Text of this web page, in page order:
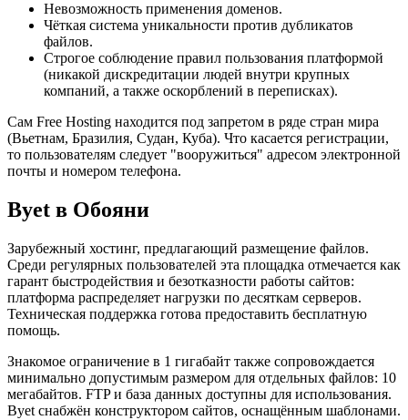
Невозможность применения доменов.
Чёткая система уникальности против дубликатов
файлов.
Строгое соблюдение правил пользования платформой
(никакой дискредитации людей внутри крупных
компаний, а также оскорблений в переписках).
Сам Free Hosting находится под запретом в ряде стран мира
(Вьетнам, Бразилия, Судан, Куба). Что касается регистрации,
то пользователям следует "вооружиться" адресом электронной
почты и номером телефона.
Byet в Обояни
Зарубежный хостинг, предлагающий размещение файлов.
Среди регулярных пользователей эта площадка отмечается как
гарант быстродействия и безотказности работы сайтов:
платформа распределяет нагрузки по десяткам серверов.
Техническая поддержка готова предоставить бесплатную
помощь.
Знакомое ограничение в 1 гигабайт также сопровождается
минимально допустимым размером для отдельных файлов: 10
мегабайтов. FTP и база данных доступны для использования.
Byet снабжён конструктором сайтов, оснащённым шаблонами.